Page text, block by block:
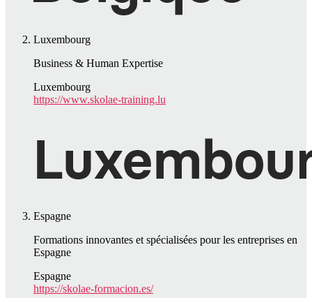
Luxembourg
Business & Human Expertise
Luxembourg
https://www.skolae-training.lu
Espagne
Formations innovantes et spécialisées pour les entreprises en
Espagne
Espagne
https://skolae-formacion.es/